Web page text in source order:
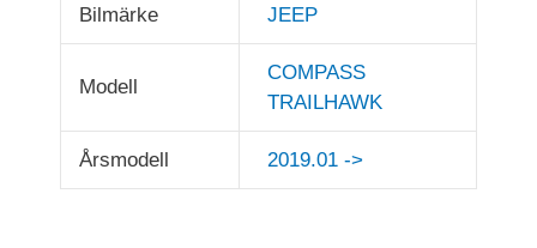
Bilmärke JEEP
Modell
COMPASS
TRAILHAWK
Årsmodell 2019.01 ->